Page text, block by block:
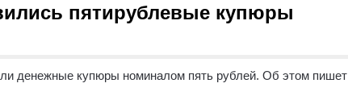
пятирублевые купюры
денежные купюры номиналом пять рублей. Об этом пишет